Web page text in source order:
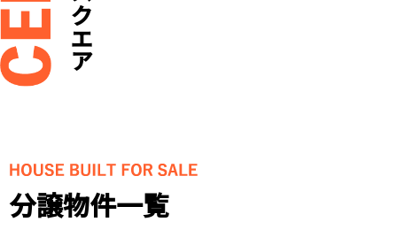
分譲物件一覧